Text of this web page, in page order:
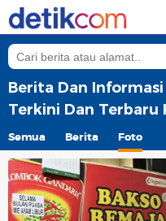
Berita Dan Informasi
Terkini Dan Terbaru
Semua Berita Foto